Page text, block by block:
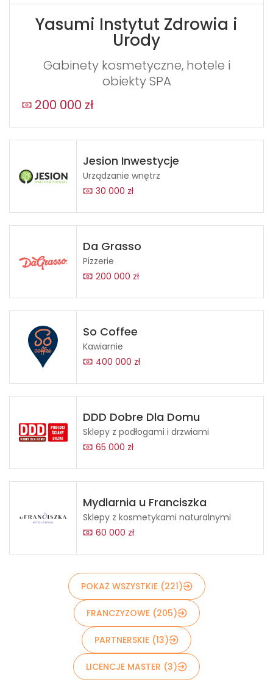
Yasumi Instytut Zdrowia i
Urody
Gabinety kosmetyczne, hotele i
obiekty SPA
200 000 zł
Jesion Inwestycje
Urządzanie wnętrz
30 000 zł
Da Grasso
Pizzerie
200 000 zł
So Coffee
Kawiarnie
400 000 zł
DDD Dobre Dla Domu
Sklepy z podłogami i drzwiami
65 000 zł
Mydlarnia u Franciszka
Sklepy z kosmetykami naturalnymi
60 000 zł
POKAŻ WSZYSTKIE (221)
FRANCZYZOWE (205)
PARTNERSKIE (13)
LICENCJE MASTER (3)